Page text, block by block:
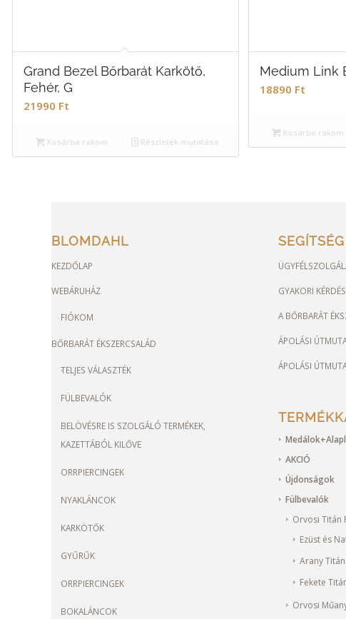
Grand Bezel Bőrbarát Karkötő,
Fehér, G
21990 Ft
Kosárba rakom Részletek mutatása
Medium Link
18890 Ft
Kosárba rakom
BLOMDAHL
KEZDŐLAP
WEBÁRUHÁZ
FIÓKOM
BŐRBARÁT ÉKSZERCSALÁD
TELJES VÁLASZTÉK
FÜLBEVALÓK
BELÖVÉSRE IS SZOLGÁLÓ TERMÉKEK,
KAZETTÁBÓL KILŐVE
ORRPIERCINGEK
NYAKLÁNCOK
KARKÖTŐK
GYŰRŰK
ORRPIERCINGEK
BOKALÁNCOK
SEGÍTSÉG
GYAKORI
A BŐRBARÁT
ÁPOLÁSI
ÁPOLÁSI
AKCIÓ
Újdonságok
Fülbevalók
Orvosi Titán
Ezüst és
Arany
Fekete
Orvosi